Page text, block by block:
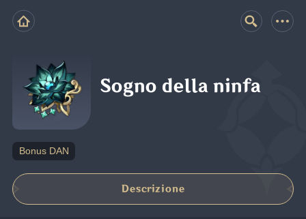
Sogno della ninfa
Bonus DAN
Descrizione